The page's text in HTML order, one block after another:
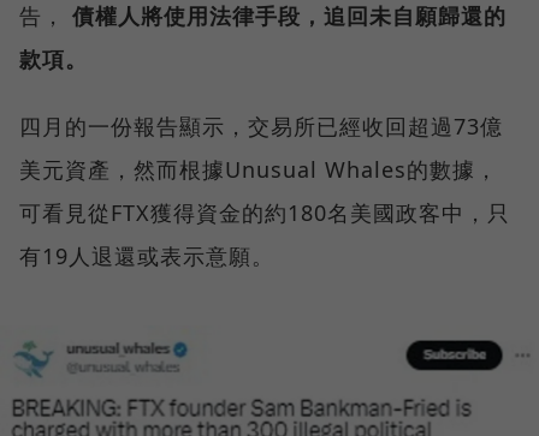
告， 債權人將使用法律手段，追回未自願歸還的
款項。
四月的一份報告顯示，交易所已經收回超過73億
美元資產，然而根據Unusual Whales的數據，
可看見從FTX獲得資金的約180名美國政客中，只
有19人退還或表示意願。